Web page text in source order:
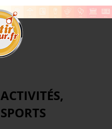
ACTIVITÉS,
SPORTS